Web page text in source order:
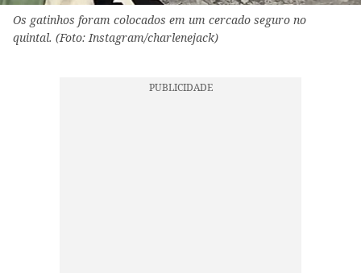
Os gatinhos foram colocados em um cercado seguro no
quintal. (Foto: Instagram/charlenejack)